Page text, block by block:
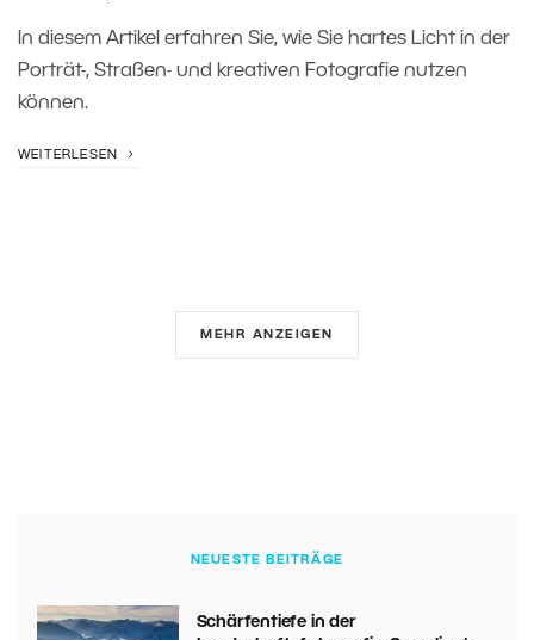
In diesem Artikel erfahren Sie, wie Sie hartes Licht in der
Porträt-, Straßen- und kreativen Fotografie nutzen
können.
WEITERLESEN
MEHR ANZEIGEN
NEUESTE BEITRÄGE
Schärfentiefe in der